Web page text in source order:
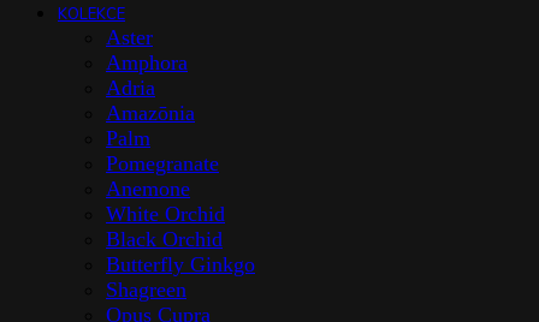
KOLEKCE
Aster
Amphora
Adria
Amazōnia
Palm
Pomegranate
Anemone
White Orchid
Black Orchid
Butterfly Ginkgo
Shagreen
Opus Cupra